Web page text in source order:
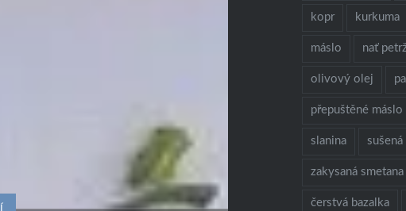
kopr kurkuma
máslo nať
olivový olej
přepuštěné máslo
slanina sušená
zakysaná smetana
čerstvá bazalka